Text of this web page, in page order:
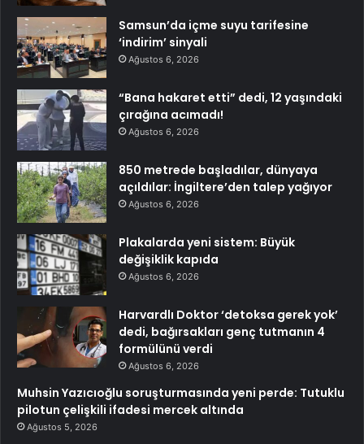
Samsun’da içme suyu tarifesine
‘indirim’ sinyali
Ağustos 6, 2026
“Bana hakaret etti” dedi, 12 yaşındaki
çırağına acımadı!
Ağustos 6, 2026
850 metrede başladılar, dünyaya
açıldılar: İngiltere’den talep yağıyor
Ağustos 6, 2026
Plakalarda yeni sistem: Büyük
değişiklik kapıda
Ağustos 6, 2026
Harvardlı Doktor ‘detoksa gerek yok’
dedi, bağırsakları genç tutmanın 4
formülünü verdi
Ağustos 6, 2026
Muhsin Yazıcıoğlu soruşturmasında yeni perde: Tutuklu
pilotun çelişkili ifadesi mercek altında
Ağustos 5, 2026